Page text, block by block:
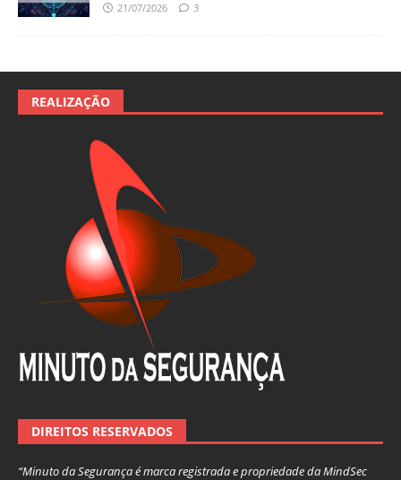
21/07/2026 3
REALIZAÇÃO
DIREITOS RESERVADOS
“Minuto da Segurança é marca registrada e propriedade da MindSec